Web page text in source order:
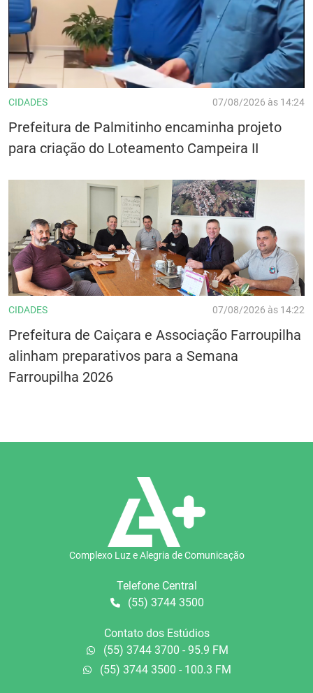
CIDADES 07/08/2026 às 14:24
Prefeitura de Palmitinho encaminha projeto
para criação do Loteamento Campeira II
CIDADES 07/08/2026 às 14:22
Prefeitura de Caiçara e Associação Farroupilha
alinham preparativos para a Semana
Farroupilha 2026
Complexo Luz e Alegria de Comunicação
Telefone Central
(55) 3744 3500
Contato dos Estúdios
(55) 3744 3700 - 95.9 FM
(55) 3744 3500 - 100.3 FM